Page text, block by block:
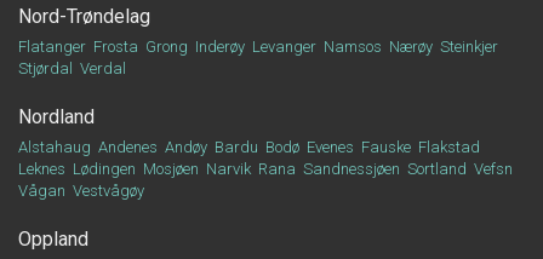
Nord-Trøndelag
Flatanger Frosta Grong Inderøy Levanger Namsos Nærøy Steinkjer
Stjørdal
Verdal
Nordland
Alstahaug Andenes Andøy Bardu Bodø Evenes Fauske Flakstad
Leknes Lødingen Mosjøen Narvik Rana Sandnessjøen Sortland Vefsn
Vågan Vestvågøy
Oppland